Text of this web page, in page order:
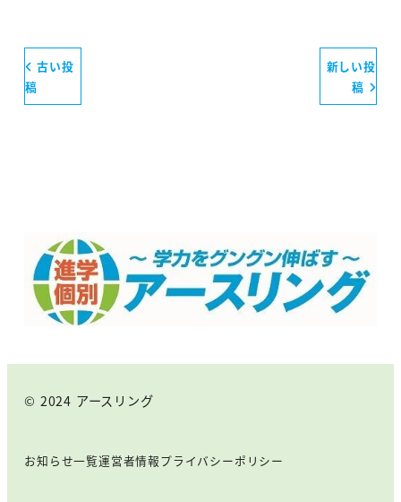
古い投
稿
新しい投
稿
© 2024 アースリング
お知らせ一覧運営者情報プライバシーポリシー